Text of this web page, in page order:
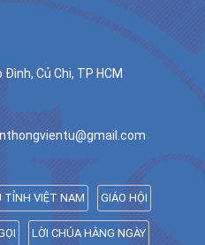
Củ Chi, TP HCM
TỈNH VIỆT NAM GIÁO HỘI
LỜI CHÚA HẰNG NGÀY